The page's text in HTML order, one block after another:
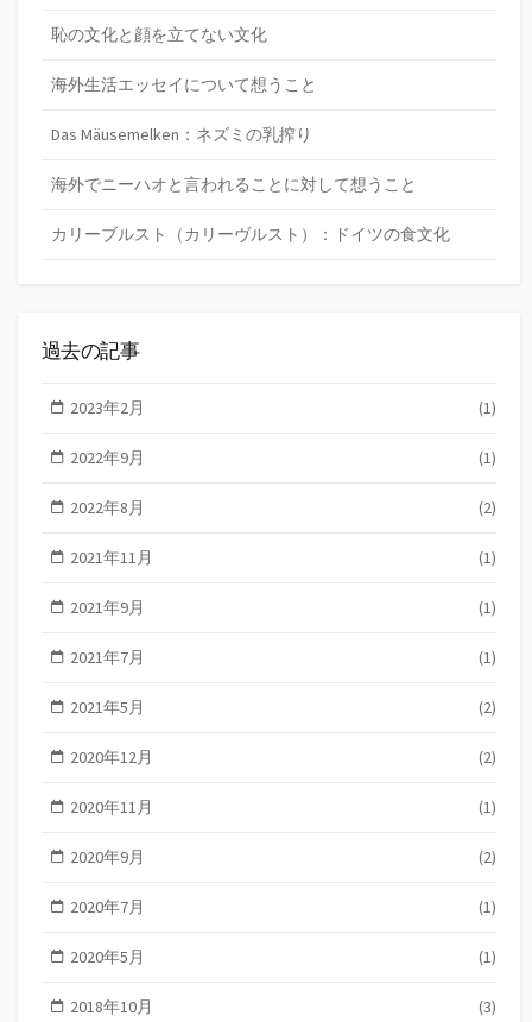
恥の文化と顔を立てない文化
海外生活エッセイについて想うこと
Das Mäusemelken：ネズミの乳搾り
海外でニーハオと言われることに対して想うこと
カリーブルスト（カリーヴルスト）：ドイツの食文化
過去の記事
2023年2月 (1)
2022年9月 (1)
2022年8月 (2)
2021年11月 (1)
2021年9月 (1)
2021年7月 (1)
2021年5月 (2)
2020年12月 (2)
2020年11月 (1)
2020年9月 (2)
2020年7月 (1)
2020年5月 (1)
2018年10月 (3)